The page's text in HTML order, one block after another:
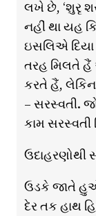
લખે છે, ‘શુરૃ
નહીં થા યહ
ઇસલિએ દિયા
તરહ મિલતે
કરતે હૈં,
– સરસ્વતી.
કામ સરસ્વતી
ઉડકે જાતે
દેર તક હાથ